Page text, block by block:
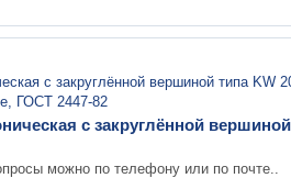
с закруглённой
можно по телефону или по почте..